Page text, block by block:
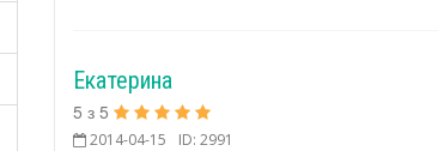
Екатерина
5 з 5
2014-04-15 ID: 2991